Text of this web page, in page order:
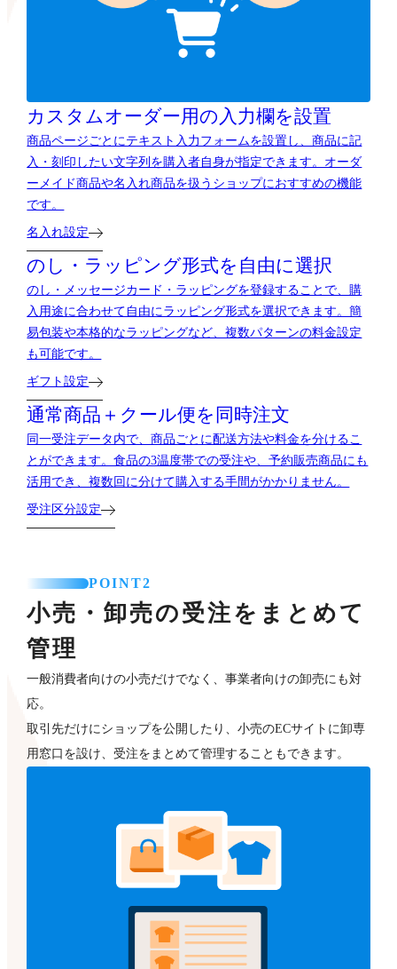
カスタムオーダー用の 入力欄を設置
商品ページごとにテキスト入力フォームを設置し、商品に記
入・刻印したい文字列を購入者自身が指定できます。オーダ
ーメイド商品や名入れ商品を扱うショップにおすすめの機能
です。
名入れ設定
のし・ラッピング形式を自由に選択
のし・メッセージカード・ラッピングを登録することで、購
入用途に合わせて自由にラッピング形式を選択できます。簡
易包装や本格的なラッピングなど、複数パターンの料金設定
も可能です。
ギフト設定
通常商品＋クール便を 同時注文
同一受注データ内で、商品ごとに配送方法や料金を分けるこ
とができます。食品の3温度帯での受注や、予約販売商品にも
活用でき、複数回に分けて購入する手間がかかりません。
受注区分設定
POINT2
小売・卸売の受注をまとめて
管理
一般消費者向けの小売だけでなく、事業者向けの卸売にも対
応。
取引先だけにショップを公開したり、小売のECサイトに卸専
用窓口を設け、受注をまとめて管理することもできます。